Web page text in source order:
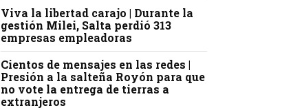
Viva la libertad carajo | Durante la
gestión Milei, Salta perdió 313
empresas empleadoras
Cientos de mensajes en las redes |
Presión a la salteña Royón para que
no vote la entrega de tierras a
extranjeros